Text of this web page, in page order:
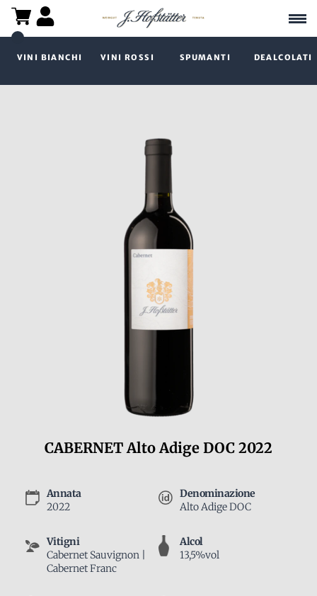
VINI BIANCHI VINI ROSSI SPUMANTI DEALCOLATI
CABERNET Alto Adige DOC 2022
Annata
2022
Denominazione
Alto Adige DOC
Vitigni
Cabernet Sauvignon |
Cabernet Franc
Alcol
13,5%vol